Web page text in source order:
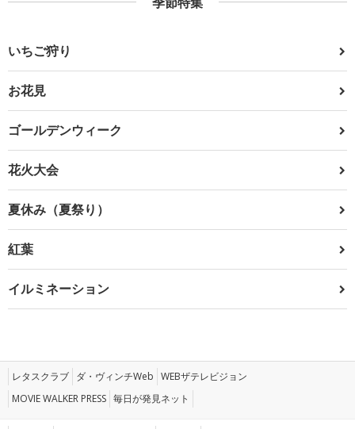
いちご狩り
お花見
ゴールデンウィーク
花火大会
夏休み（夏祭り）
紅葉
イルミネーション
レタスクラブ ダ・ヴィンチWeb WEBザテレビジョン
MOVIE WALKER PRESS 毎日が発見ネット